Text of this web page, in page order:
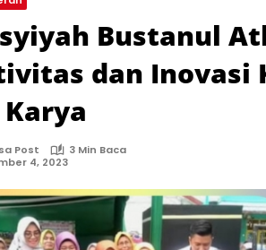
Bustanul
dan Inovasi
Post
3 Min Baca
4, 2023